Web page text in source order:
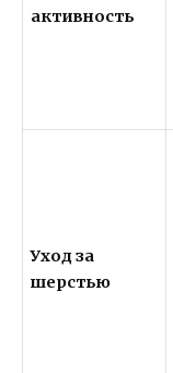
активность
Уход за
шерстью